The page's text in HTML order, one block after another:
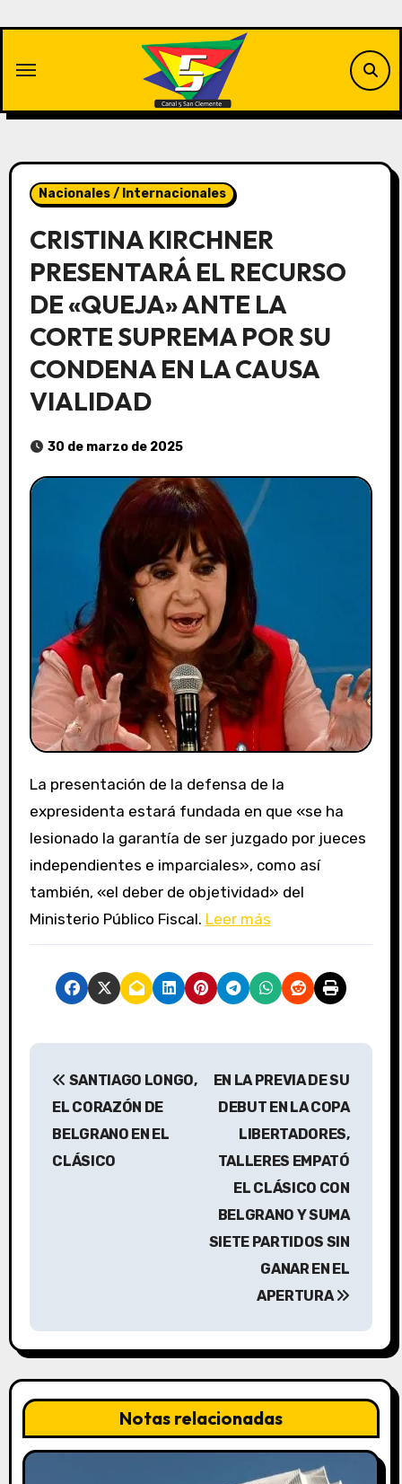
contenido
Nacionales / Internacionales
CRISTINA KIRCHNER
PRESENTARÁ EL RECURSO
DE «QUEJA» ANTE LA
CORTE SUPREMA POR SU
CONDENA EN LA CAUSA
VIALIDAD
30 de marzo de 2025
La presentación de la defensa de la
expresidenta estará fundada en que «se ha
lesionado la garantía de ser juzgado por jueces
independientes e imparciales», como así
también, «el deber de objetividad» del
Ministerio Público Fiscal. Leer más
N
i
ó
n
d
e
SANTIAGO LONGO,
EL CORAZÓN DE
BELGRANO EN EL
CLÁSICO
EN LA PREVIA DE SU
DEBUT EN LA COPA
LIBERTADORES,
TALLERES EMPATÓ
EL CLÁSICO CON
BELGRANO Y SUMA
SIETE PARTIDOS SIN
GANAR EN EL
APERTURA
Notas relacionadas